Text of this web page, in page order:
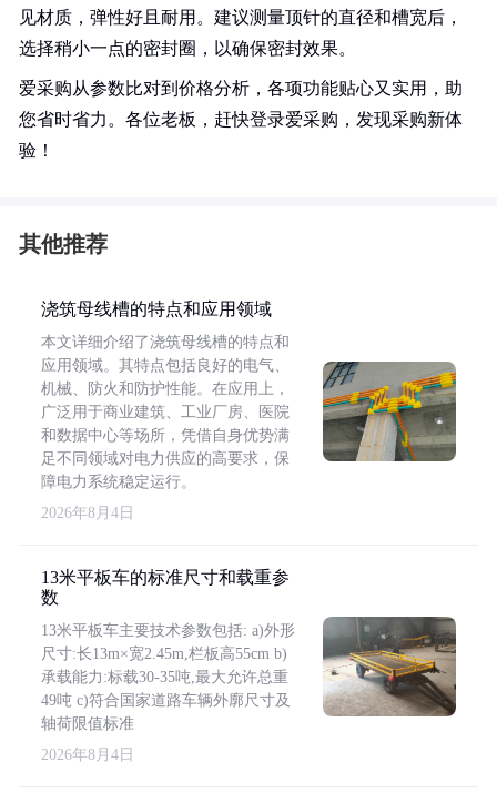
见材质，弹性好且耐用。建议测量顶针的直径和槽宽后，
选择稍小一点的密封圈，以确保密封效果。
爱采购从参数比对到价格分析，各项功能贴心又实用，助
您省时省力。各位老板，赶快登录爱采购，发现采购新体
验！
其他推荐
浇筑母线槽的特点和应用领域
本文详细介绍了浇筑母线槽的特点和
应用领域。其特点包括良好的电气、
机械、防火和防护性能。在应用上，
广泛用于商业建筑、工业厂房、医院
和数据中心等场所，凭借自身优势满
足不同领域对电力供应的高要求，保
障电力系统稳定运行。
2026年8月4日
13米平板车的标准尺寸和载重参
数
13米平板车主要技术参数包括: a)外形
尺寸:长13m×宽2.45m,栏板高55cm b)
承载能力:标载30-35吨,最大允许总重
49吨 c)符合国家道路车辆外廓尺寸及
轴荷限值标准
2026年8月4日